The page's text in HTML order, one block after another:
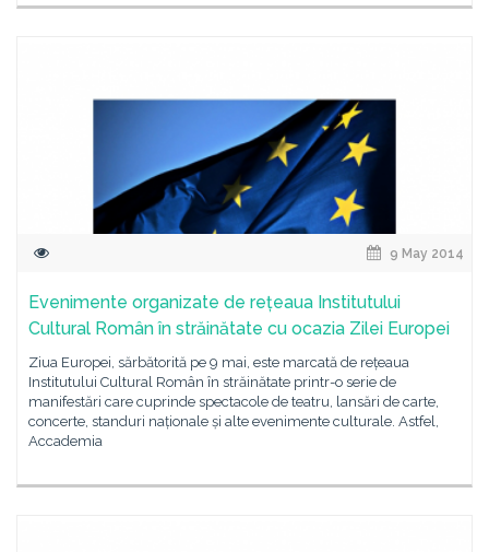
9 May 2014
Evenimente organizate de rețeaua Institutului
Cultural Român în străinătate cu ocazia Zilei Europei
Ziua Europei, sărbătorită pe 9 mai, este marcată de rețeaua
Institutului Cultural Român în străinătate printr-o serie de
manifestări care cuprinde spectacole de teatru, lansări de carte,
concerte, standuri naționale și alte evenimente culturale. Astfel,
Accademia